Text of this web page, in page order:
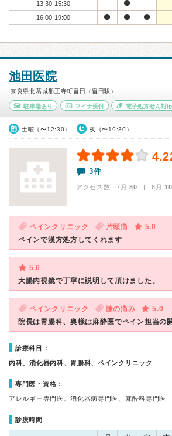
13:30-15:30
16:00-19:00
池田医院
奈良県北葛城郡王寺町畠田（畠田駅）
駐車場あり マイナ受付 電子処方せん対応
土曜（〜12:30） 夜（〜19:30）
3件
アクセス数 7月:80 | 6月:
ペインクリニック 片頭痛
5.0
ペインで漢方処方してくれます
5.0
大腸内視鏡で丁寧に説明して頂けました。
ペインクリニック 膝の痛み
5.0
院長は胃腸科、奥様は麻酔医でペイン担当の
診療科目：
内科、消化器内科、胃腸科、ペインクリニック
専門医・資格：
アレルギー専門医、消化器病専門医、麻酔科専門医
診療時間